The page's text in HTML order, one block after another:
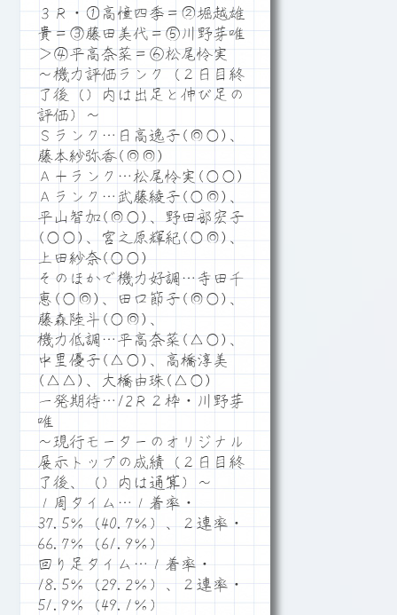
３Ｒ・①高憧四季＝②堀越雄
貴＝③藤田美代＝⑤川野芽唯
＞④平高奈菜＝⑥松尾怜実
～機力評価ランク（２日目終
了後（）内は出足と伸び足の
評価）～
Ｓランク…日高逸子(◎○)、
藤本紗弥香(◎◎)
Ａ＋ランク…松尾怜実(○○)
Ａランク…武藤綾子(○◎)、
平山智加(◎○)、野田部宏子
(○○)、宮之原輝紀(○◎)、
上田紗奈(○○)
そのほかで機力好調…寺田千
恵(○◎)、田口節子(◎○)、
藤森陸斗(○◎)、
機力低調…平高奈菜(△○)、
中里優子(△○)、高橋淳美
(△△)、大橋由珠(△○)
一発期待…12Ｒ２枠・川野芽
唯
～現行モーターのオリジナル
展示トップの成績（２日目終
了後、（）内は通算）～
１周タイム…１着率・
37.5％（40.7％）、２連率・
66.7％（61.9％）
回り足タイム…１着率・
18.5％（29.2％）、２連率・
51.9％（49.1％）